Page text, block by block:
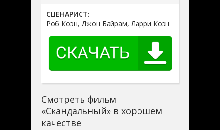
СЦЕНАРИСТ:
Роб Коэн, Джон Байрам, Ларри Коэн
Смотреть фильм
«Скандальный» в хорошем
качестве